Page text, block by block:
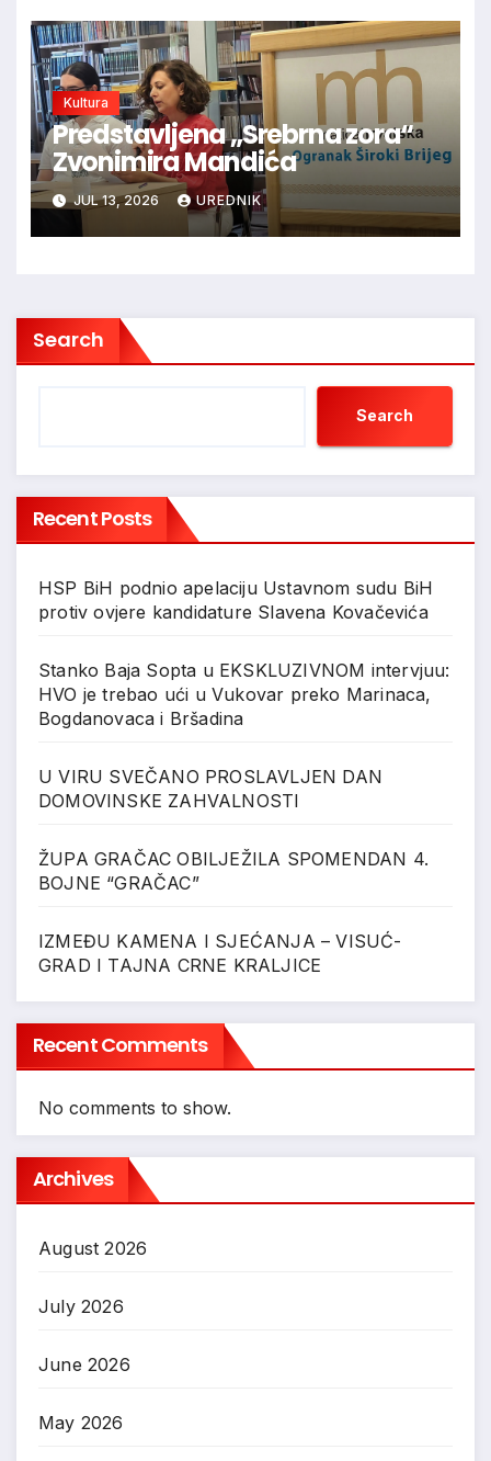
Kultura
Predstavljena „Srebrna zora“
Zvonimira Mandića
JUL 13, 2026 UREDNIK
Search
Search
Recent Posts
HSP BiH podnio apelaciju Ustavnom sudu BiH
protiv ovjere kandidature Slavena Kovačevića
Stanko Baja Sopta u EKSKLUZIVNOM intervjuu:
HVO je trebao ući u Vukovar preko Marinaca,
Bogdanovaca i Bršadina
U VIRU SVEČANO PROSLAVLJEN DAN
DOMOVINSKE ZAHVALNOSTI
ŽUPA GRAČAC OBILJEŽILA SPOMENDAN 4.
BOJNE “GRAČAC”
IZMEĐU KAMENA I SJEĆANJA – VISUĆ-
GRAD I TAJNA CRNE KRALJICE
Recent Comments
No comments to show.
Archives
August 2026
July 2026
June 2026
May 2026